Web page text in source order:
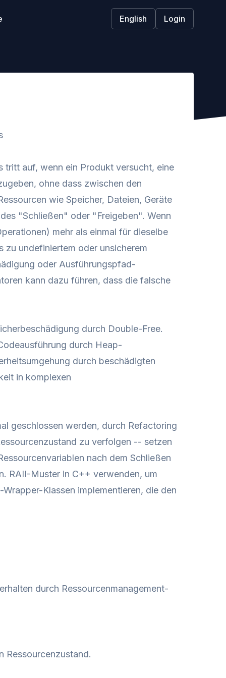
English Login
tritt auf, wenn ein Produkt versucht, eine
ohne dass zwischen den
wie Speicher, Dateien, Geräte
"Schließen" oder "Freigeben". Wenn
mehr als einmal für dieselbe
zu undefiniertem oder unsicherem
oder Ausführungspfad-
kann dazu führen, dass die falsche
durch Double-Free.
durch Heap-
durch beschädigten
in komplexen
geschlossen werden, durch Refactoring
zu verfolgen -- setzen
nach dem Schließen
RAII-Muster in C++ verwenden, um
Klassen implementieren, die den
durch Ressourcenmanagement-
Ressourcenzustand.